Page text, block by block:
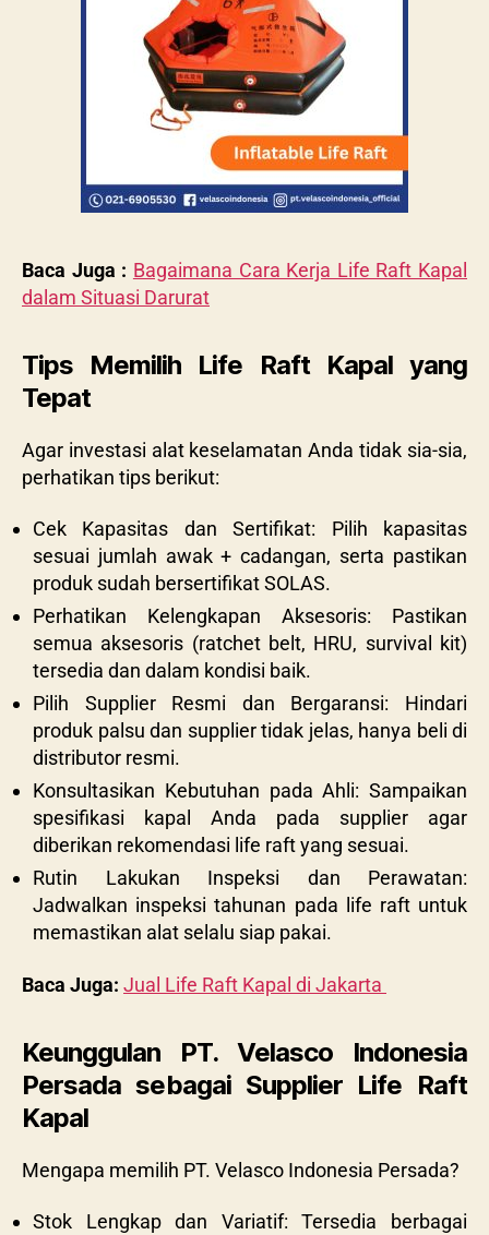
Baca Juga : Bagaimana Cara Kerja Life Raft Kapal
dalam Situasi Darurat
Tips Memilih Life Raft Kapal yang
Tepat
Agar investasi alat keselamatan Anda tidak sia-sia,
perhatikan tips berikut:
Cek Kapasitas dan Sertifikat: Pilih kapasitas
sesuai jumlah awak + cadangan, serta pastikan
produk sudah bersertifikat SOLAS.
Perhatikan Kelengkapan Aksesoris: Pastikan
semua aksesoris (ratchet belt, HRU, survival kit)
tersedia dan dalam kondisi baik.
Pilih Supplier Resmi dan Bergaransi: Hindari
produk palsu dan supplier tidak jelas, hanya beli di
distributor resmi.
Konsultasikan Kebutuhan pada Ahli: Sampaikan
spesifikasi kapal Anda pada supplier agar
diberikan rekomendasi life raft yang sesuai.
Rutin Lakukan Inspeksi dan Perawatan:
Jadwalkan inspeksi tahunan pada life raft untuk
memastikan alat selalu siap pakai.
Baca Juga: Jual Life Raft Kapal di Jakarta
Keunggulan PT. Velasco Indonesia
Persada sebagai Supplier Life Raft
Kapal
Mengapa memilih PT. Velasco Indonesia Persada?
Stok Lengkap dan Variatif: Tersedia berbagai